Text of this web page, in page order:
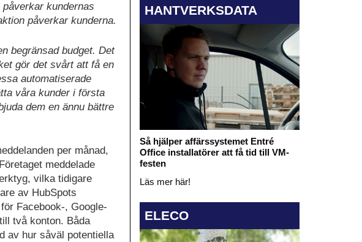
kundernas
påverkar kunderna.
begränsad budget. Det
gör det svårt att få en
automatiserade
våra kunder i första
dem en ännu bättre
per månad,
meddelade
vilka tidigare
av HubSpots
Facebook-, Google-
två konton. Båda
av hur såväl potentiella
HANTVERKSDATA
Så hjälper affärssystemet Entré
Office installatörer att få tid till VM-
festen
Läs mer här!
ELECO